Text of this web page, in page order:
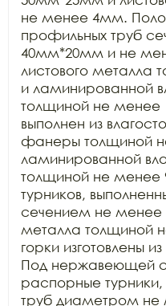
не менее 4мм.
профильных труб
40мм*20мм и не
листового
и ламинированной
толщиной не
выполнен из
фанеры толщиной
ламинированной
толщиной не
турников,
сечением не менее
металла толщиной
горки изготовлены
Под нержавеющей
распорные турники,
труб диаметром